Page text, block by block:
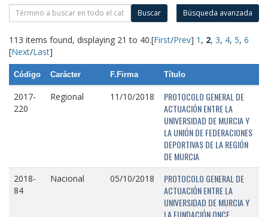
Buscar Búsqueda avanzada
113 items found, displaying 21 to 40.[First/Prev] 1 , 2, 3, 4, 5, 6
[Next/Last]
Código Carácter F.Firma Título
2017-
220
Regional 11/10/2018
PROTOCOLO GENERAL DE
ACTUACIÓN ENTRE LA
UNIVERSIDAD DE MURCIA Y
LA UNIÓN DE FEDERACIONES
DEPORTIVAS DE LA REGIÓN
DE MURCIA
2018-
84
Nacional 05/10/2018
PROTOCOLO GENERAL DE
ACTUACIÓN ENTRE LA
UNIVERSIDAD DE MURCIA Y
LA FUNDACIÓN ONCE